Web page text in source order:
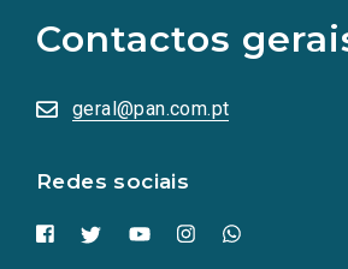
Contactos
geral@pan.com.pt
Redes sociais
redes
sociais
numa
nova